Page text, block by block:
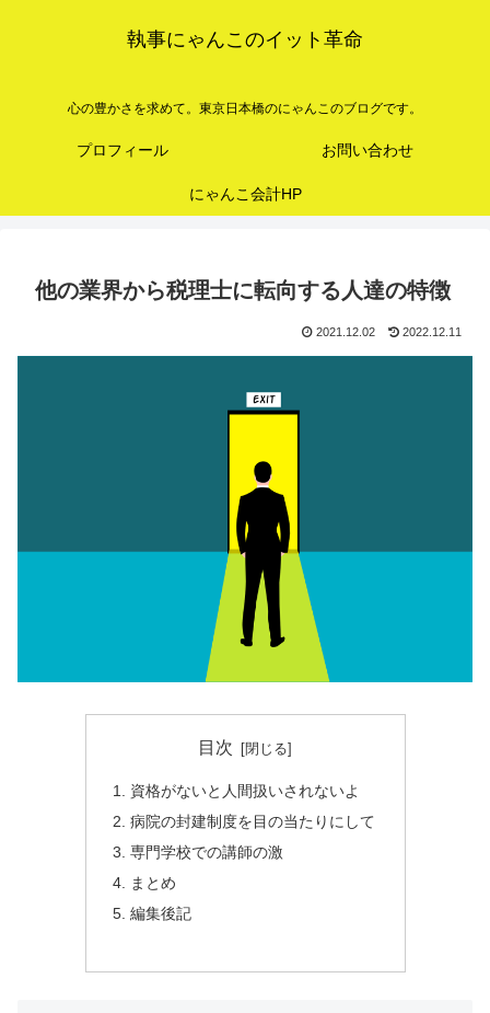
執事にゃんこのイット革命
心の豊かさを求めて。東京日本橋のにゃんこのブログです。
プロフィール お問い合わせ
にゃんこ会計HP
他の業界から税理士に転向する人達の特徴
2021.12.02 2022.12.11
目次
資格がないと人間扱いされないよ
病院の封建制度を目の当たりにして
専門学校での講師の激
まとめ
編集後記